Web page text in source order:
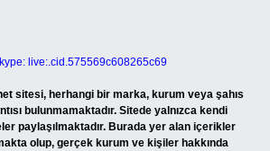
live:.cid.575569c608265c69
sitesi, herhangi bir marka, kurum veya şahıs
bulunmamaktadır. Sitede yalnızca kendi
paylaşılmaktadır. Burada yer alan içerikler
olup, gerçek kurum ve kişiler hakkında